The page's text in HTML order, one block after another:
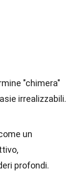
"chimera"
irrealizzabili.
un
profondi.